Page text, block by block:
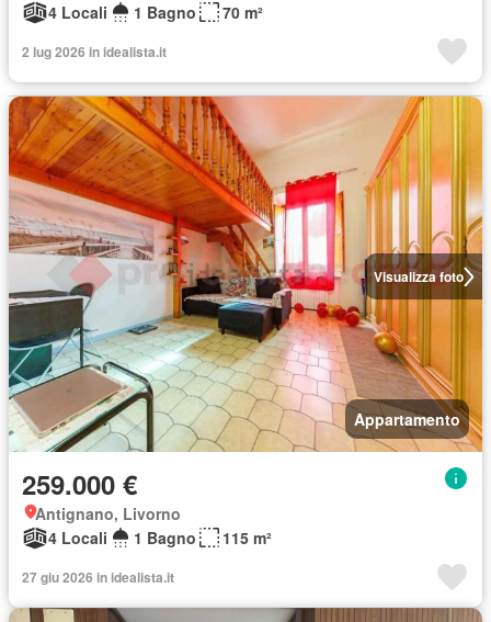
4 Locali
1 Bagno 70 m²
2 lug 2026 in idealista.it
Visualizza foto
Appartamento
259.000 €
Antignano, Livorno
4 Locali
1 Bagno 115 m²
27 giu 2026 in idealista.it